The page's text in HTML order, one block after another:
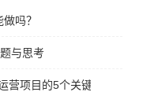
吗？
与思考
营项目的5个关键点！